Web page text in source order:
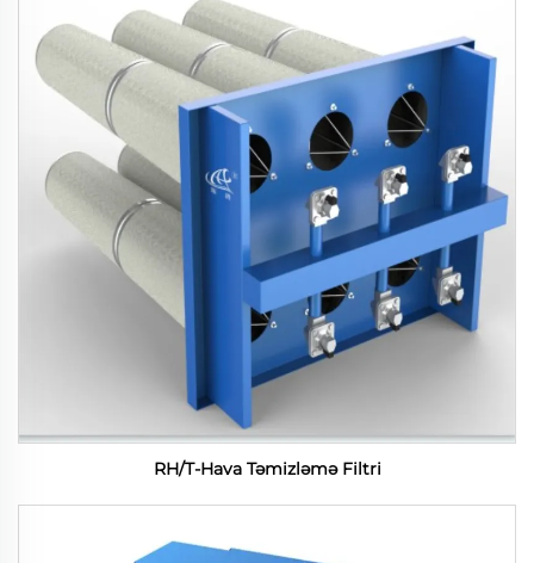
RH/T-Hava Təmizləmə Filtri